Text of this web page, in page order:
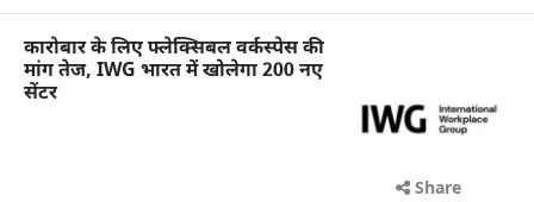
कारोबार के लिए फ्लेक्सिबल वर्कस्पेस की
मांग तेज, IWG भारत में खोलेगा 200 नए
सेंटर
Share